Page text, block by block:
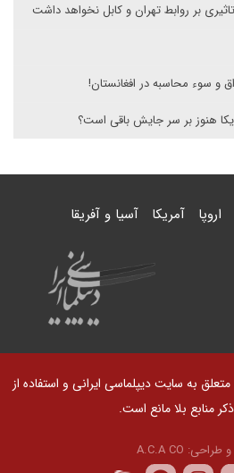
تاثیری بر روابط تهران و کابل نخواهد داشت
و سوء محاسبه در افغانستان!
هنوز بر سر جایش باقی است؟
اروپا آمریکا آسیا و آفریقا
به سایت دیپلماسی ایرانی و استفاده از
منابع بلا مانع است.
طراحی: A.C.A CO